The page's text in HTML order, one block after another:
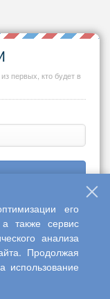
первых, кто будет в
«Интерактив
его
также сервис
анализа
Продолжая
использование